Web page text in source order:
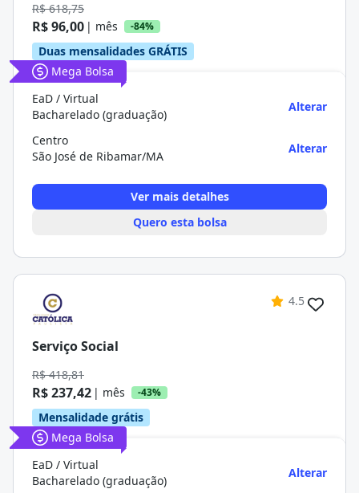
R$ 618,75
R$ 96,00 | mês -84%
Duas mensalidades GRÁTIS
Mega Bolsa
EaD / Virtual
Bacharelado (graduação)
Alterar
Centro
São José de Ribamar/MA
Alterar
Ver mais detalhes
Quero esta bolsa
4.5
Serviço Social
R$ 418,81
R$ 237,42 | mês -43%
Mensalidade grátis
Mega Bolsa
EaD / Virtual
Bacharelado (graduação)
Alterar